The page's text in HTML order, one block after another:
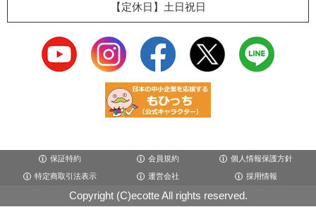
【定休日】土日祝日
保証特約 会員規約 個人情報保護方針
特定商取引法表示 運営会社 採用情報
Copyright (C)ecotte All rights reserved.